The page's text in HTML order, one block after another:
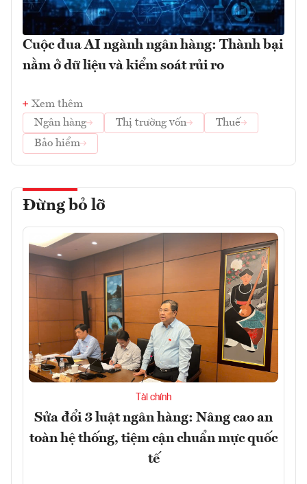
Cuộc đua AI ngành ngân hàng: Thành bại
nằm ở dữ liệu và kiểm soát rủi ro
Xem thêm
Ngân hàng
Thị trường vốn
Thuế
Bảo hiểm
Đừng bỏ lỡ
Tài chính
Sửa đổi 3 luật ngân hàng: Nâng cao an
toàn hệ thống, tiệm cận chuẩn mực quốc
tế